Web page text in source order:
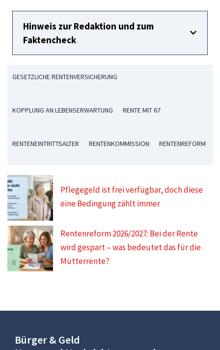
Hinweis zur Redaktion und zum
Faktencheck
GESETZLICHE RENTENVERSICHERUNG
KOPPLUNG AN LEBENSERWARTUNG RENTE MIT 67
RENTENEINTRITTSALTER RENTENKOMMISSION RENTENREFORM
Pflegegeld ist frei verfügbar, doch diese
eine Bedingung zählt immer
Rentenreform 2026/2027: Bei der Rente
wird gespart – was bedeutet das für die
Mütterrente?
Bürger & Geld